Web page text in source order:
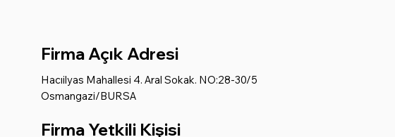
Firma Açık Adresi
Hacıilyas Mahallesi 4. Aral Sokak. NO:28-30/5
Osmangazi/BURSA
Firma Yetkili Kişisi